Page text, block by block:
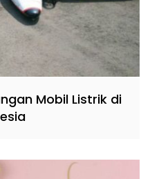
Mobil Listrik di